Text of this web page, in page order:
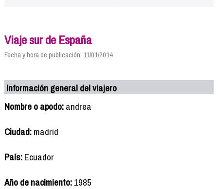
Viaje sur de España
Fecha y hora de publicación: 11/01/2014
Información general del viajero
Nombre o apodo:andrea
Ciudad:madrid
País:Ecuador
Año de nacimiento:1985